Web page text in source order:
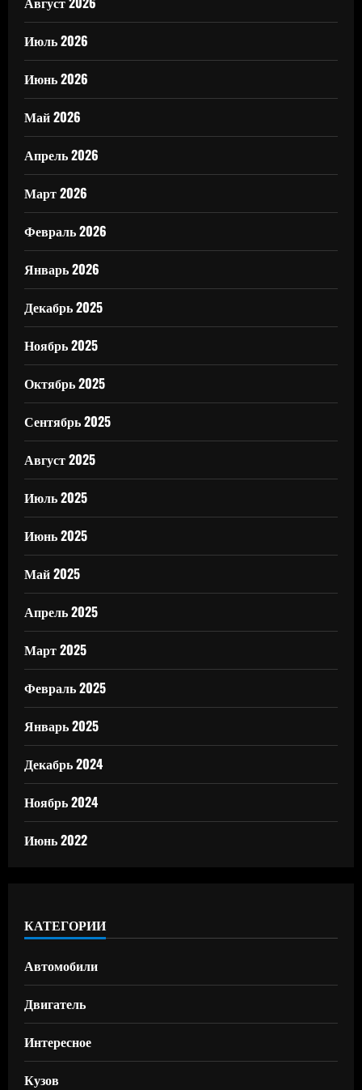
Июль 2026
Июнь 2026
Май 2026
Апрель 2026
Март 2026
Февраль 2026
Январь 2026
Декабрь 2025
Ноябрь 2025
Октябрь 2025
Сентябрь 2025
Август 2025
Июль 2025
Июнь 2025
Май 2025
Апрель 2025
Март 2025
Февраль 2025
Январь 2025
Декабрь 2024
Ноябрь 2024
Июнь 2022
КАТЕГОРИИ
Автомобили
Двигатель
Интересное
Кузов